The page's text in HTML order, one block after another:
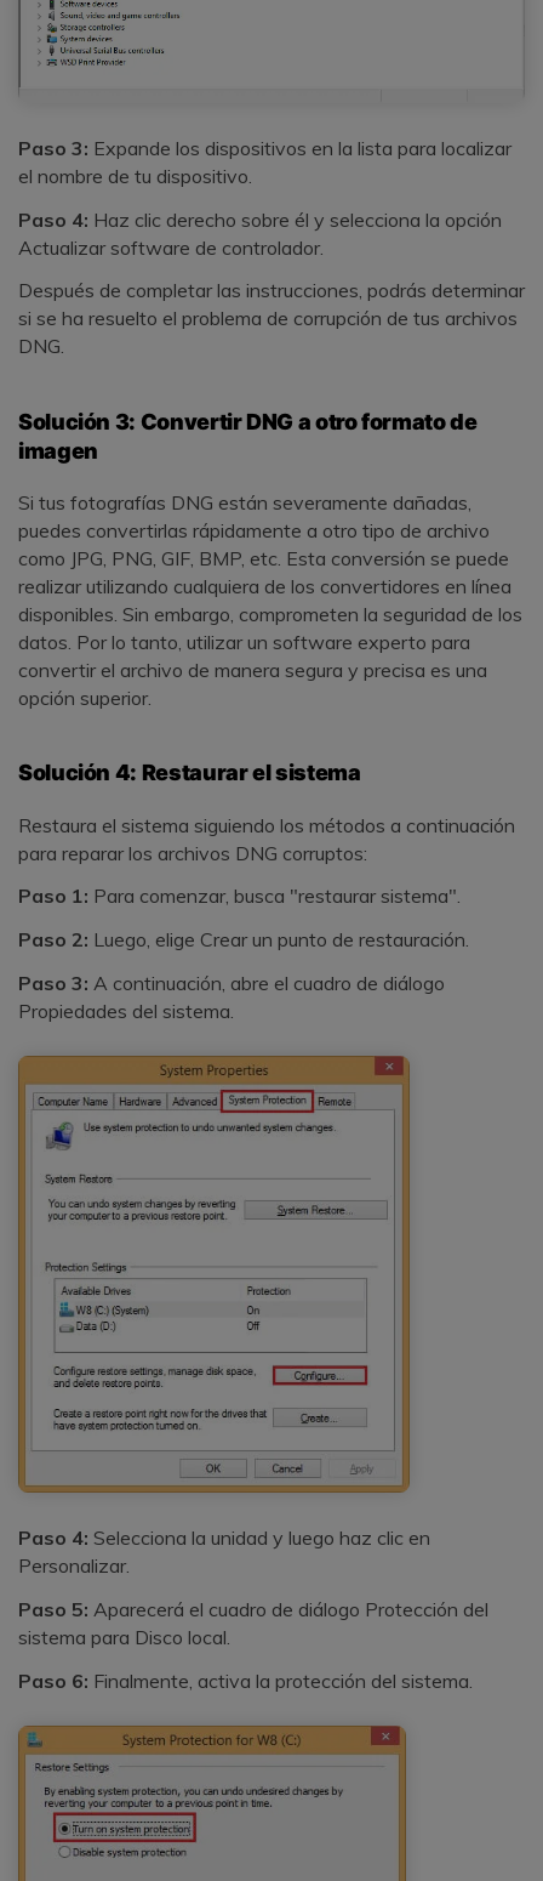
Paso 3: Expande los dispositivos en la lista para localizar
el nombre de tu dispositivo.
Paso 4: Haz clic derecho sobre él y selecciona la opción
Actualizar software de controlador.
Después de completar las instrucciones, podrás determinar
si se ha resuelto el problema de corrupción de tus archivos
DNG.
Solución 3: Convertir DNG a otro formato de
imagen
Si tus fotografías DNG están severamente dañadas,
puedes convertirlas rápidamente a otro tipo de archivo
como JPG, PNG, GIF, BMP, etc. Esta conversión se puede
realizar utilizando cualquiera de los convertidores en línea
disponibles. Sin embargo, comprometen la seguridad de los
datos. Por lo tanto, utilizar un software experto para
convertir el archivo de manera segura y precisa es una
opción superior.
Solución 4: Restaurar el sistema
Restaura el sistema siguiendo los métodos a continuación
para reparar los archivos DNG corruptos:
Paso 1: Para comenzar, busca "restaurar sistema".
Paso 2: Luego, elige Crear un punto de restauración.
Paso 3: A continuación, abre el cuadro de diálogo
Propiedades del sistema.
Paso 4: Selecciona la unidad y luego haz clic en
Personalizar.
Paso 5: Aparecerá el cuadro de diálogo Protección del
sistema para Disco local.
Paso 6: Finalmente, activa la protección del sistema.